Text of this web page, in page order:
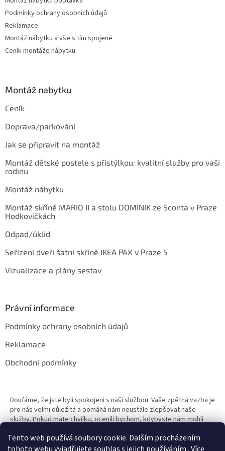
Tento web používá soubory cookie. Dalším procházením
Podmínky ochrany osobních údajů
Reklamace
Montáž nábytku a vše s tím spojené
Ceník montáže nábytku
Montáž nabytku
Ceník
Doprava/parkování
Jak se připravit na montáž
Montáž dětské postele s přistýlkou: kvalitní služby pro vaši
rodinu
Montáž nábytku
Montáž skříně MARIO II a stolu DOMINIK ze Sconta v Praze
Hodkovičkách
Odpad/úklid
Seřízení dveří šatní skříně IKEA PAX v Praze 5
Vizualizace a plány sestav
Právní informace
Podmínky ochrany osobních údajů
Reklamace
Obchodní podmínky
Doufáme, že jste byli spokojeni s naší službou. Vaše zpětná vazba je
pro nás velmi důležitá a pomáhá nám neustále zlepšovat naše
služby. Pokud máte chvilku, ocenili bychom, kdybyste nám mohli